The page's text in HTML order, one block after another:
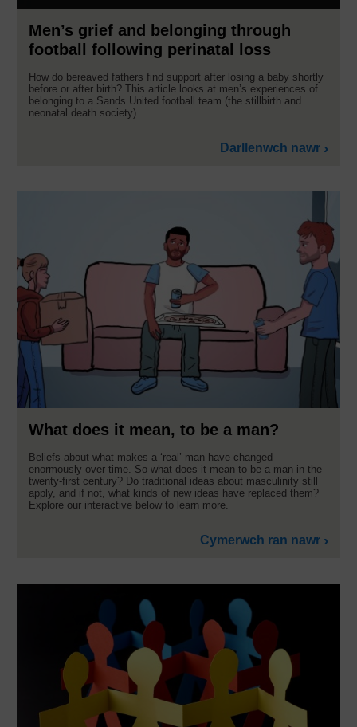
Men’s grief and belonging through
football following perinatal loss
How do bereaved fathers find support after losing a baby shortly
before or after birth? This article looks at men’s experiences of
belonging to a Sands United football team (the stillbirth and
neonatal death society).
Darllenwch nawr
What does it mean, to be a man?
Beliefs about what makes a ‘real’ man have changed
enormously over time. So what does it mean to be a man in the
twenty-first century? Do traditional ideas about masculinity still
apply, and if not, what kinds of new ideas have replaced them?
Explore our interactive below to learn more.
Cymerwch ran nawr